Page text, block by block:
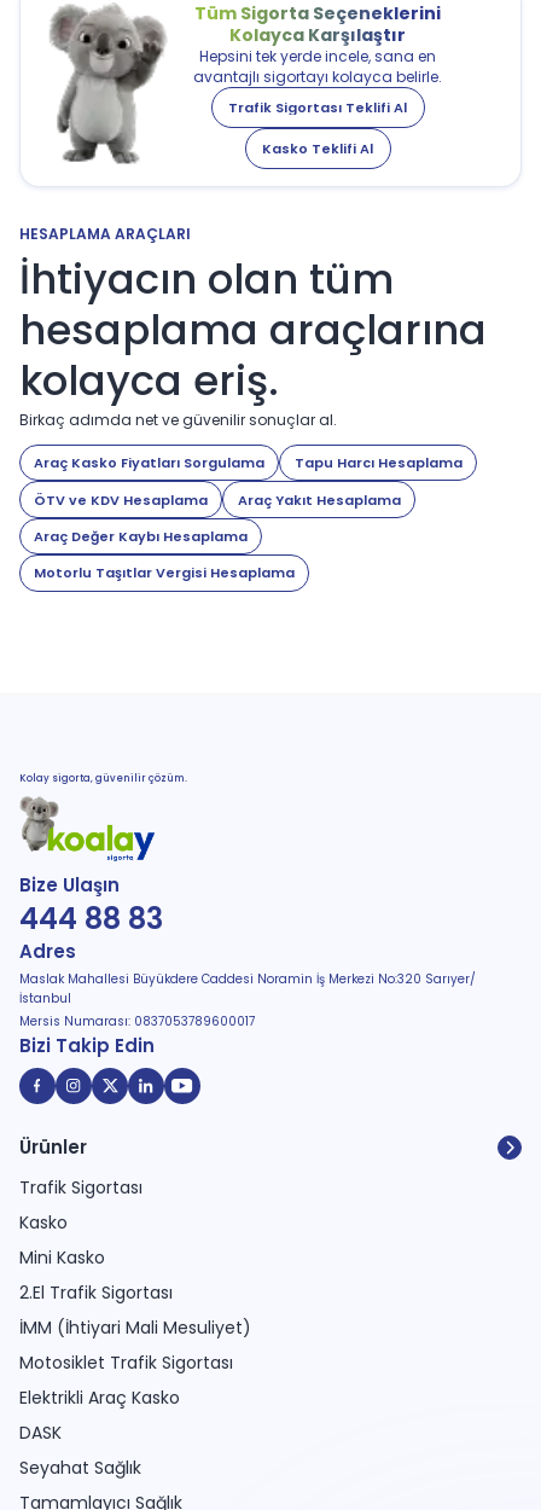
Tüm Sigorta Seçeneklerini
Kolayca Karşılaştır
Hepsini tek yerde incele, sana en
avantajlı sigortayı kolayca belirle.
Trafik Sigortası Teklifi Al
Kasko Teklifi Al
HESAPLAMA ARAÇLARI
İhtiyacın olan tüm
hesaplama araçlarına
kolayca eriş.
Birkaç adımda net ve güvenilir sonuçlar al.
Araç Kasko Fiyatları Sorgulama
Tapu Harcı Hesaplama
ÖTV ve KDV Hesaplama
Araç Yakıt Hesaplama
Araç Değer Kaybı Hesaplama
Motorlu Taşıtlar Vergisi Hesaplama
Kolay sigorta, güvenilir çözüm.
Bize Ulaşın
444 88 83
Adres
Maslak Mahallesi Büyükdere Caddesi Noramin İş Merkezi No:320 Sarıyer/
İstanbul
Mersis Numarası: 0837053789600017
Bizi Takip Edin
Ürünler
Trafik Sigortası
Kasko
Mini Kasko
2.El Trafik Sigortası
İMM (İhtiyari Mali Mesuliyet)
Motosiklet Trafik Sigortası
Elektrikli Araç Kasko
DASK
Seyahat Sağlık
Tamamlayıcı Sağlık